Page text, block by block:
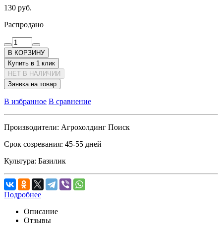
130 руб.
Распродано
В КОРЗИНУ
Купить в 1 клик
НЕТ В НАЛИЧИИ
Заявка на товар
В избранное В сравнение
Производители: Агрохолдинг Поиск
Срок созревания: 45-55 дней
Культура: Базилик
Подробнее
Описание
Отзывы